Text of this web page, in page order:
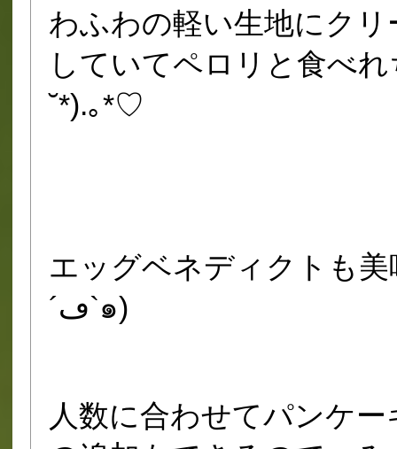
わふわの軽い生地にク
していてペロリと食べ
˘*).｡*♡
エッグベネディクトも
´ڡ`๑)
人数に合わせてパンケ